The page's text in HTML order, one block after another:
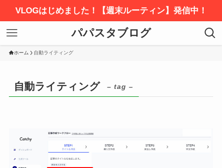
VLOGはじめました！【週末ルーティン】発信中！
パパスタブログ
ホーム 自動ライティング
自動ライティング – tag –